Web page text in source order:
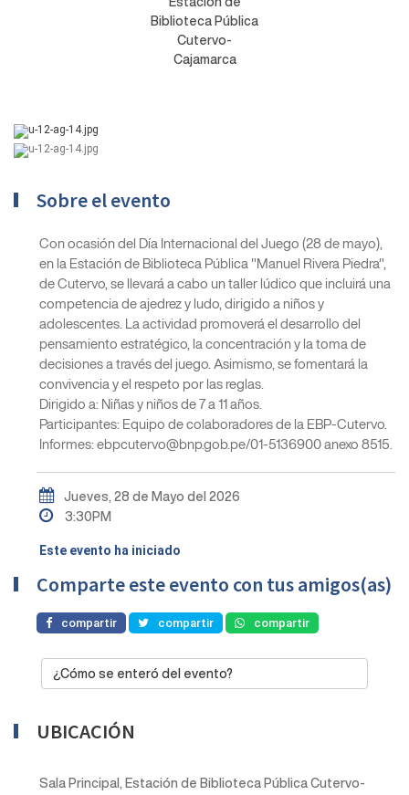
Biblioteca Pública
Cutervo-
Cajamarca
Sobre el evento
Con ocasión del Día Internacional del Juego (28 de mayo),
en la Estación de Biblioteca Pública "Manuel Rivera Piedra",
de Cutervo, se llevará a cabo un taller lúdico que incluirá una
competencia de ajedrez y ludo, dirigido a niños y
adolescentes. La actividad promoverá el desarrollo del
pensamiento estratégico, la concentración y la toma de
decisiones a través del juego. Asimismo, se fomentará la
convivencia y el respeto por las reglas.
Dirigido a: Niñas y niños de 7 a 11 años.
Participantes: Equipo de colaboradores de la EBP-Cutervo.
Informes: ebpcutervo@bnp.gob.pe/01-5136900 anexo 8515.
Jueves, 28 de Mayo del 2026
3:30PM
Este evento ha iniciado
Comparte este evento con tus amigos(as)
compartir compartir compartir
¿Cómo se enteró del evento?
UBICACIÓN
Sala Principal, Estación de Biblioteca Pública Cutervo-